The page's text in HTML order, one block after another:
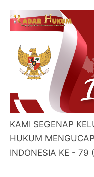
KAMI SEGENAP
HUKUM
INDONESIA KE - 79